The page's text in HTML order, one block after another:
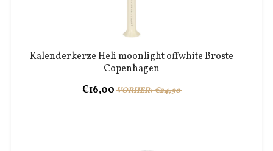
Kalenderkerze Heli moonlight offwhite Broste
Copenhagen
€16,00 VORHER: €24,90